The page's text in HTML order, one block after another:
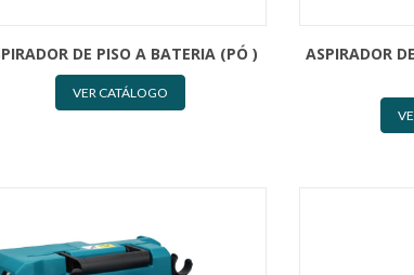
DE PISO A BATERIA (PÓ )
VER CATÁLOGO
ASPIRADOR